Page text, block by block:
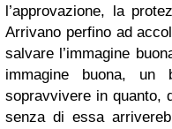
l’approvazione, la
Arrivano perfino ad
salvare l’immagine
immagine buona,
sopravvivere in quanto,
senza di essa